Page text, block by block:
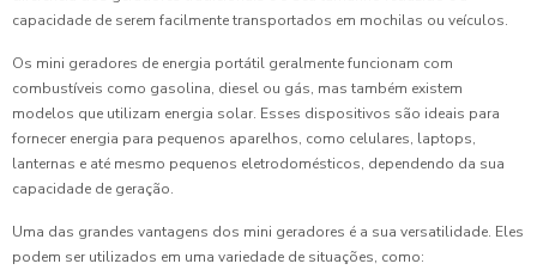
capacidade de serem facilmente transportados em mochilas ou veículos.
Os mini geradores de energia portátil geralmente funcionam com
combustíveis como gasolina, diesel ou gás, mas também existem
modelos que utilizam energia solar. Esses dispositivos são ideais para
fornecer energia para pequenos aparelhos, como celulares, laptops,
lanternas e até mesmo pequenos eletrodomésticos, dependendo da sua
capacidade de geração.
Uma das grandes vantagens dos mini geradores é a sua versatilidade. Eles
podem ser utilizados em uma variedade de situações, como: